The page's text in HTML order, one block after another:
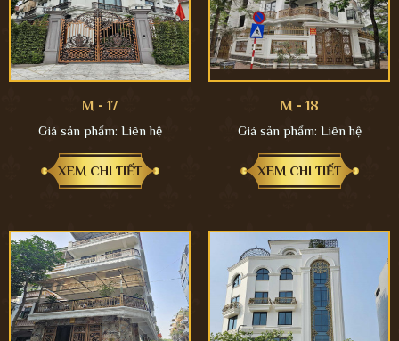
M - 17
Giá sản phẩm: Liên hệ
XEM CHI TIẾT
M - 18
Giá sản phẩm: Liên hệ
XEM CHI TIẾT